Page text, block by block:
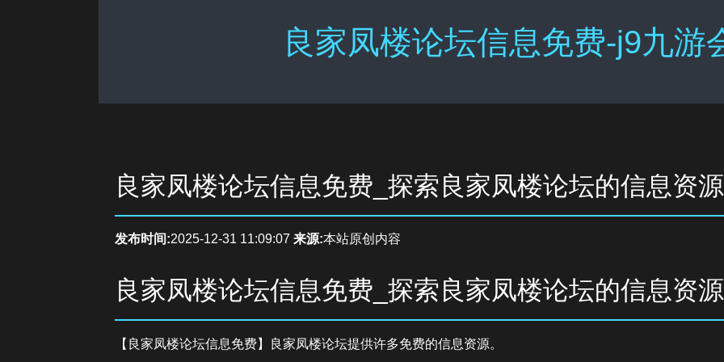
良家凤楼论坛信息免费-j9九游
良家凤楼论坛信息免费_探索良家凤楼论坛的信息资源
发布时间:2025-12-31 11:09:07 来源:本站原创内容
良家凤楼论坛信息免费_探索良家凤楼论坛的信息资源
【良家凤楼论坛信息免费】良家凤楼论坛提供许多免费的信息资源。